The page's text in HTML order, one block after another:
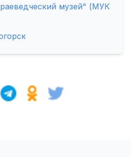
музей" (МУК